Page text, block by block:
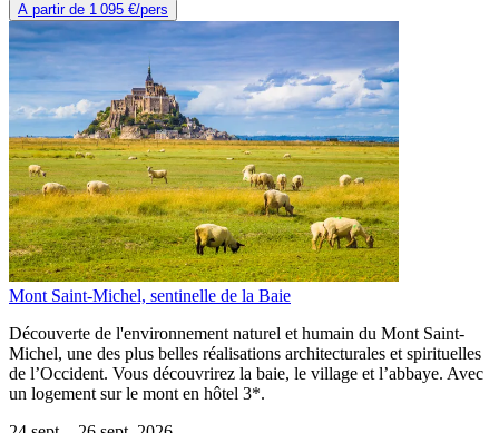
A partir de 1 095 €/pers
Mont Saint-Michel, sentinelle de la Baie
Découverte de l'environnement naturel et humain du Mont Saint-
Michel, une des plus belles réalisations architecturales et spirituelles
de l’Occident. Vous découvrirez la baie, le village et l’abbaye. Avec
un logement sur le mont en hôtel 3*.